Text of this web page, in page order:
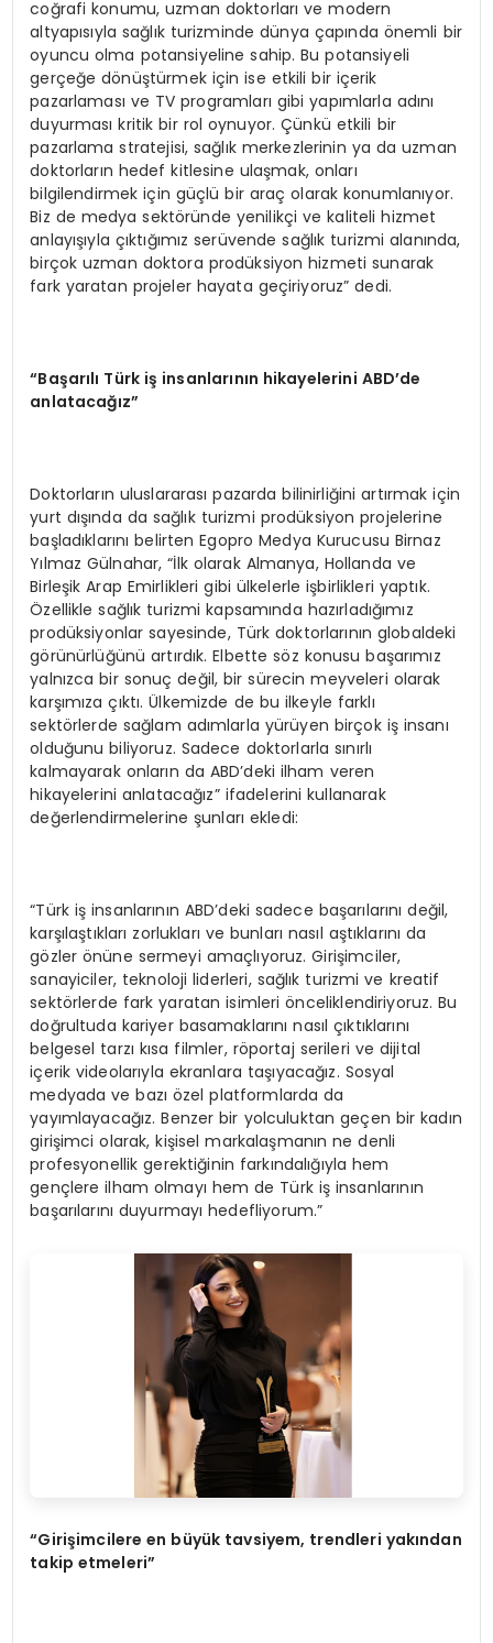
coğrafi konumu, uzman doktorları ve modern
altyapısıyla sağlık turizminde dünya çapında önemli bir
oyuncu olma potansiyeline sahip. Bu potansiyeli
gerçeğe dönüştürmek için ise etkili bir içerik
pazarlaması ve TV programları gibi yapımlarla adını
duyurması kritik bir rol oynuyor. Çünkü etkili bir
pazarlama stratejisi, sağlık merkezlerinin ya da uzman
doktorların hedef kitlesine ulaşmak, onları
bilgilendirmek için güçlü bir araç olarak konumlanıyor.
Biz de medya sektöründe yenilikçi ve kaliteli hizmet
anlayışıyla çıktığımız serüvende sağlık turizmi alanında,
birçok uzman doktora prodüksiyon hizmeti sunarak
fark yaratan projeler hayata geçiriyoruz” dedi.
“Başarılı Türk iş insanlarının hikayelerini ABD’de
anlatacağız”
Doktorların uluslararası pazarda bilinirliğini artırmak için
yurt dışında da sağlık turizmi prodüksiyon projelerine
başladıklarını belirten Egopro Medya Kurucusu Birnaz
Yılmaz Gülnahar, “İlk olarak Almanya, Hollanda ve
Birleşik Arap Emirlikleri gibi ülkelerle işbirlikleri yaptık.
Özellikle sağlık turizmi kapsamında hazırladığımız
prodüksiyonlar sayesinde, Türk doktorlarının globaldeki
görünürlüğünü artırdık. Elbette söz konusu başarımız
yalnızca bir sonuç değil, bir sürecin meyveleri olarak
karşımıza çıktı. Ülkemizde de bu ilkeyle farklı
sektörlerde sağlam adımlarla yürüyen birçok iş insanı
olduğunu biliyoruz. Sadece doktorlarla sınırlı
kalmayarak onların da ABD’deki ilham veren
hikayelerini anlatacağız” ifadelerini kullanarak
değerlendirmelerine şunları ekledi:
“Türk iş insanlarının ABD’deki sadece başarılarını değil,
karşılaştıkları zorlukları ve bunları nasıl aştıklarını da
gözler önüne sermeyi amaçlıyoruz. Girişimciler,
sanayiciler, teknoloji liderleri, sağlık turizmi ve kreatif
sektörlerde fark yaratan isimleri önceliklendiriyoruz. Bu
doğrultuda kariyer basamaklarını nasıl çıktıklarını
belgesel tarzı kısa filmler, röportaj serileri ve dijital
içerik videolarıyla ekranlara taşıyacağız. Sosyal
medyada ve bazı özel platformlarda da
yayımlayacağız. Benzer bir yolculuktan geçen bir kadın
girişimci olarak, kişisel markalaşmanın ne denli
profesyonellik gerektiğinin farkındalığıyla hem
gençlere ilham olmayı hem de Türk iş insanlarının
başarılarını duyurmayı hedefliyorum.”
“Girişimcilere en büyük tavsiyem, trendleri yakından
takip etmeleri”